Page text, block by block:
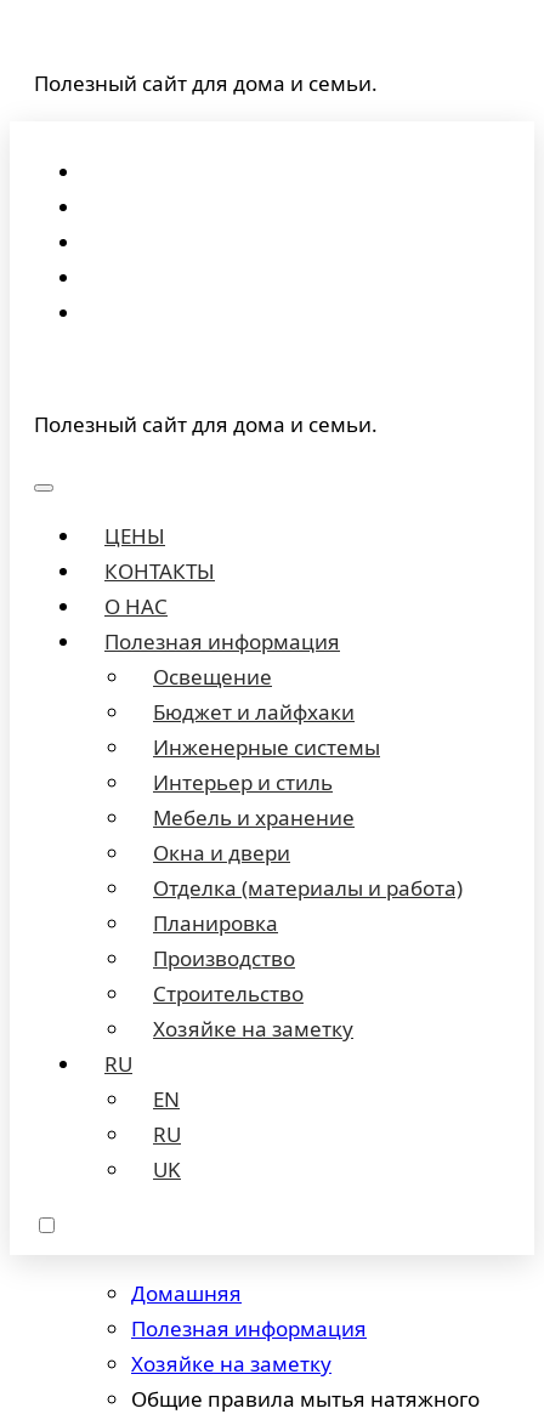
содержимому
Полезный сайт для дома и семьи.
Полезный сайт для дома и семьи.
ЦЕНЫ
КОНТАКТЫ
О НАС
Полезная информация
Освещение
Бюджет и лайфхаки
Инженерные системы
Интерьер и стиль
Мебель и хранение
Окна и двери
Отделка (материалы и работа)
Планировка
Производство
Строительство
Хозяйке на заметку
RU
EN
RU
UK
Домашняя
Полезная информация
Хозяйке на заметку
Общие правила мытья натяжного